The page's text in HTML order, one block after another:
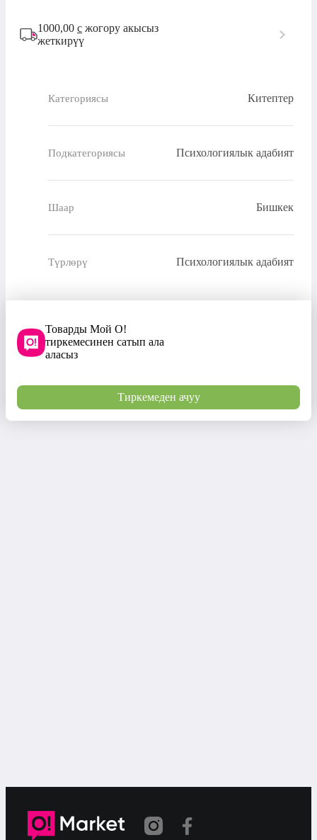
1000,00 с жогору акысыз
жеткирүү
Категориясы Китептер
Подкатегориясы Психологиялык адабият
Шаар Бишкек
Түрлөрү Психологиялык адабият
Товарды Мой О!
тиркемесинен сатып ала
аласыз
Тиркемеден ачуу